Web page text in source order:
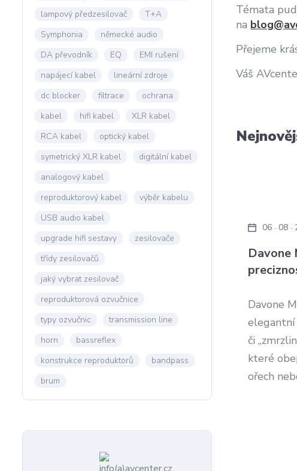
lampový předzesilovač
T+A
Symphonia
německé audio
DA převodník
EQ
EMI rušení
napájecí kabel
lineární zdroje
dc blocker
filtrace
ochrana
kabel
hifi kabel
XLR kabel
RCA kabel
optický kabel
symetrický XLR kabel
digitální kabel
analogový kabel
reproduktorový kabel
výběr kabelu
USB audio kabel
upgrade hifi sestavy
zesilovače
třídy zesilovačů
jaký vybrat zesilovač
reproduktorová ozvučnice
typy ozvučnic
transmission line
horn
bassreflex
konstrukce reproduktorů
bandpass
brum
Témata
na
Přejeme
Váš
Davone
06 08
Davone
elegantní
či
které
ořech